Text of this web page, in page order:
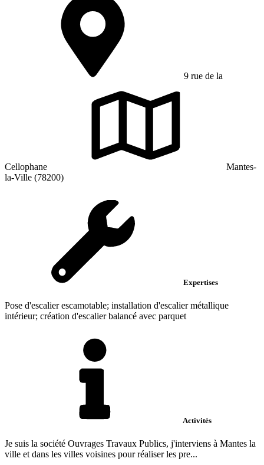
9 rue de la
Cellophane
Mantes-
la-Ville (78200)
Expertises
Pose d'escalier escamotable; installation d'escalier métallique
intérieur; création d'escalier balancé avec parquet
Activités
Je suis la société Ouvrages Travaux Publics, j'interviens à Mantes la
ville et dans les villes voisines pour réaliser les pre...